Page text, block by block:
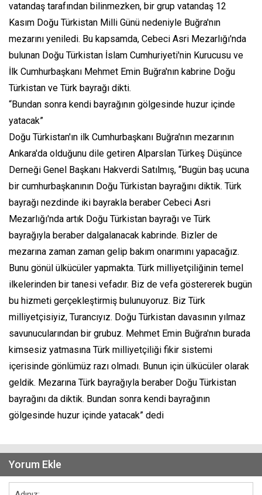
vatandaş tarafından bilinmezken, bir grup vatandaş 12
Kasım Doğu Türkistan Milli Günü nedeniyle Buğra'nın
mezarını yeniledi. Bu kapsamda, Cebeci Asri Mezarlığı'nda
bulunan Doğu Türkistan İslam Cumhuriyeti'nin Kurucusu ve
İlk Cumhurbaşkanı Mehmet Emin Buğra'nın kabrine Doğu
Türkistan ve Türk bayrağı dikti.
“Bundan sonra kendi bayrağının gölgesinde huzur içinde
yatacak”
Doğu Türkistan'ın ilk Cumhurbaşkanı Buğra'nın mezarının
Ankara'da olduğunu dile getiren Alparslan Türkeş Düşünce
Derneği Genel Başkanı Hakverdi Satılmış, “Bugün baş ucuna
bir cumhurbaşkanının Doğu Türkistan bayrağını diktik. Türk
bayrağı nezdinde iki bayrakla beraber Cebeci Asri
Mezarlığı'nda artık Doğu Türkistan bayrağı ve Türk
bayrağıyla beraber dalgalanacak kabrinde. Bizler de
mezarına zaman zaman gelip bakım onarımını yapacağız.
Bunu gönül ülkücüler yapmakta. Türk milliyetçiliğinin temel
ilkelerinden bir tanesi vefadır. Biz de vefa göstererek bugün
bu hizmeti gerçekleştirmiş bulunuyoruz. Biz Türk
milliyetçisiyiz, Turancıyız. Doğu Türkistan davasının yılmaz
savunucularından bir grubuz. Mehmet Emin Buğra'nın burada
kimsesiz yatmasına Türk milliyetçiliği fikir sistemi
içerisinde gönlümüz razı olmadı. Bunun için ülkücüler olarak
geldik. Mezarına Türk bayrağıyla beraber Doğu Türkistan
bayrağını da diktik. Bundan sonra kendi bayrağının
gölgesinde huzur içinde yatacak” dedi
Yorum Ekle